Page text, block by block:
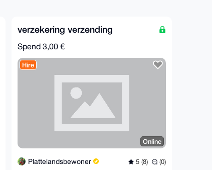
verzekering verzending
Spend 3,00 €
Hire
Online
Plattelandsbewoner 5 (8) (0)